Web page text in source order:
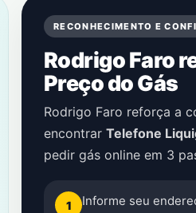
RECONHECIMENTO E
Rodrigo Faro
Preço do Gás
Rodrigo Faro reforça a
encontrar Telefone
pedir gás online em 3
1 Informe seu